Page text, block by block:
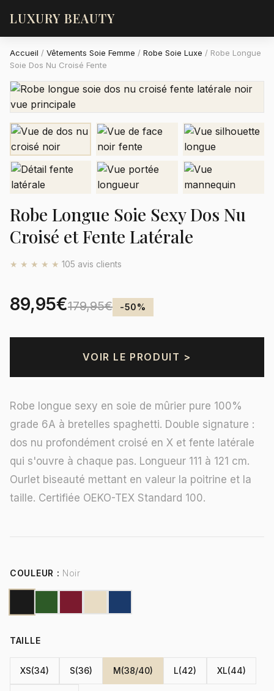
LUXURY BEAUTY
Accueil / Vêtements Soie Femme / Robe Soie Luxe / Robe Longue
Soie Dos Nu Croisé Fente
Robe Longue Soie Sexy Dos Nu
Croisé et Fente Latérale
★★★★★ 105 avis clients
89,95€179,95€ -50%
VOIR LE PRODUIT >
Robe longue sexy en soie de mûrier pure 100%
grade 6A à bretelles spaghetti. Double signature :
dos nu profondément croisé en X et fente latérale
qui s'ouvre à chaque pas. Longueur 111 à 121 cm.
Ourlet biseauté mettant en valeur la poitrine et la
taille. Certifiée OEKO-TEX Standard 100.
COULEUR : Noir
TAILLE
XS(34) S(36) M(38/40) L(42) XL(44)